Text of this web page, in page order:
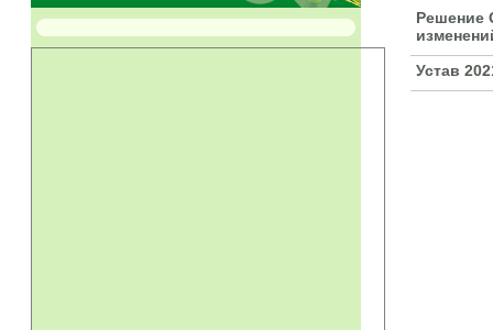
Решение
Устав